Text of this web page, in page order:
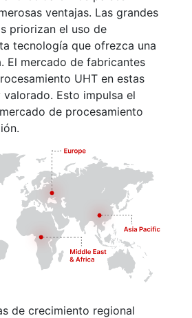
ventajas. Las grandes
priorizan el uso de
tecnología que ofrezca una
El mercado de fabricantes
UHT en estas
valorado. Esto impulsa el
de procesamiento
de crecimiento regional